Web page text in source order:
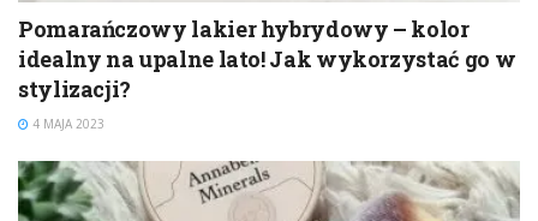
Pomarańczowy lakier hybrydowy – kolor
idealny na upalne lato! Jak wykorzystać go w
stylizacji?
4 MAJA 2023